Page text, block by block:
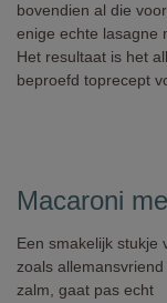
bovendien al die
enige echte lasagne
Het resultaat is het
beproefd toprecept
Macaroni
Een smakelijk stukje
zoals allemansvriend
zalm, gaat pas echt